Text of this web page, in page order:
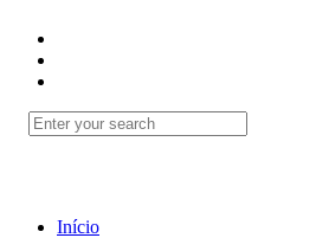
Início